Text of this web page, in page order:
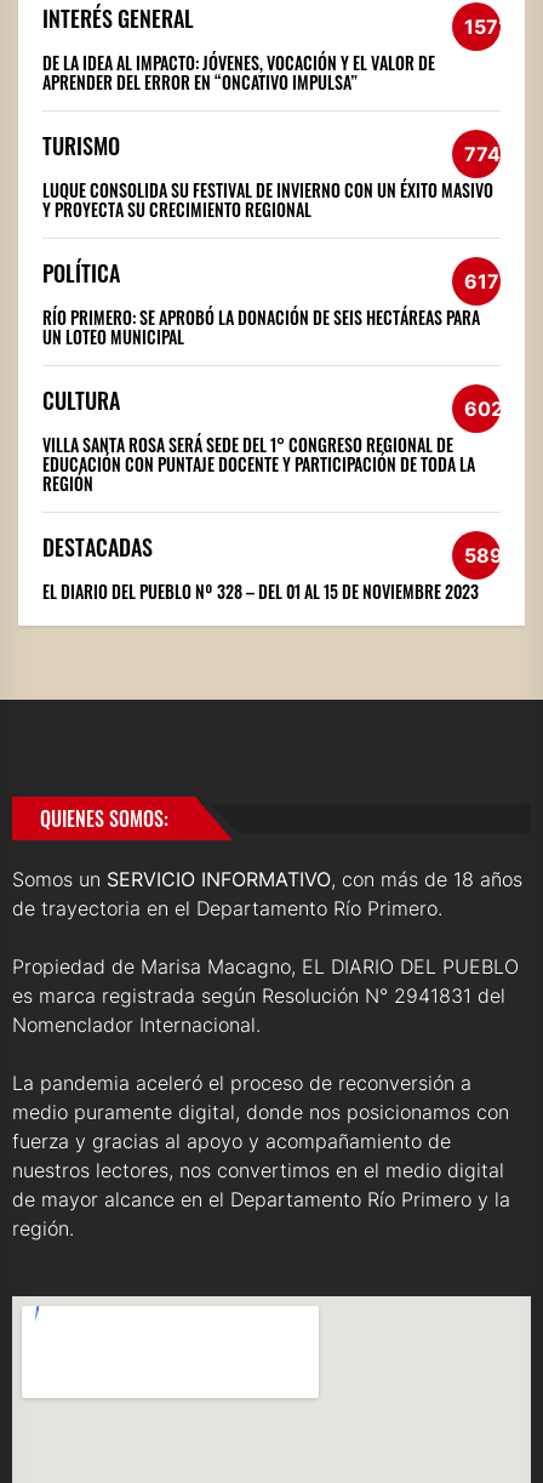
INTERÉS GENERAL 1572
DE LA IDEA AL IMPACTO: JÓVENES, VOCACIÓN Y EL VALOR DE
APRENDER DEL ERROR EN “ONCATIVO IMPULSA”
TURISMO 774
LUQUE CONSOLIDA SU FESTIVAL DE INVIERNO CON UN ÉXITO MASIVO
Y PROYECTA SU CRECIMIENTO REGIONAL
POLÍTICA 617
RÍO PRIMERO: SE APROBÓ LA DONACIÓN DE SEIS HECTÁREAS PARA
UN LOTEO MUNICIPAL
CULTURA 602
VILLA SANTA ROSA SERÁ SEDE DEL 1° CONGRESO REGIONAL DE
EDUCACIÓN CON PUNTAJE DOCENTE Y PARTICIPACIÓN DE TODA LA
REGIÓN
DESTACADAS 589
EL DIARIO DEL PUEBLO Nº 328 – DEL 01 AL 15 DE NOVIEMBRE 2023
QUIENES SOMOS:
Somos un SERVICIO INFORMATIVO, con más de 18 años
de trayectoria en el Departamento Río Primero.
Propiedad de Marisa Macagno, EL DIARIO DEL PUEBLO
es marca registrada según Resolución N° 2941831 del
Nomenclador Internacional.
La pandemia aceleró el proceso de reconversión a
medio puramente digital, donde nos posicionamos con
fuerza y gracias al apoyo y acompañamiento de
nuestros lectores, nos convertimos en el medio digital
de mayor alcance en el Departamento Río Primero y la
región.